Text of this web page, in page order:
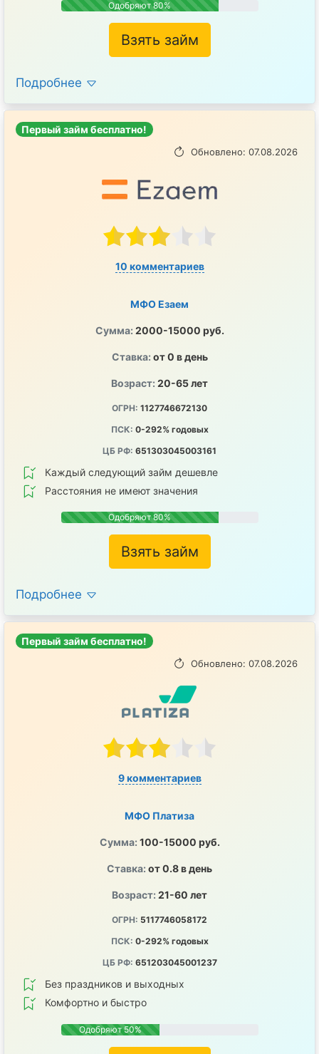
Одобряют 80%
Взять займ
Подробнее
Первый займ бесплатно!
Обновлено: 07.08.2026
10 комментариев
МФО Езаем
Сумма: 2000-15000 руб.
Ставка: от 0 в день
Возраст: 20-65 лет
ОГРН: 1127746672130
ПСК: 0-292% годовых
ЦБ РФ: 651303045003161
Каждый следующий займ дешевле
Расстояния не имеют значения
Одобряют 80%
Взять займ
Подробнее
Первый займ бесплатно!
Обновлено: 07.08.2026
9 комментариев
МФО Платиза
Сумма: 100-15000 руб.
Ставка: от 0.8 в день
Возраст: 21-60 лет
ОГРН: 5117746058172
ПСК: 0-292% годовых
ЦБ РФ: 651203045001237
Без праздников и выходных
Комфортно и быстро
Одобряют 50%